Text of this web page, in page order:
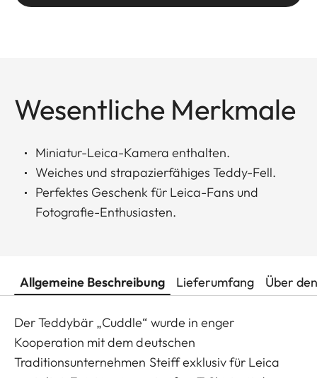
Wesentliche Merkmale
Miniatur-Leica-Kamera enthalten.
Weiches und strapazierfähiges Teddy-Fell.
Perfektes Geschenk für Leica-Fans und
Fotografie-Enthusiasten.
Allgemeine Beschreibung Lieferumfang Über
Der Teddybär „Cuddle“ wurde in enger
Kooperation mit dem deutschen
Traditionsunternehmen Steiff exklusiv für Leica